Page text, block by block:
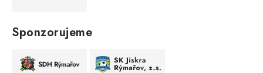
Sponzorujeme